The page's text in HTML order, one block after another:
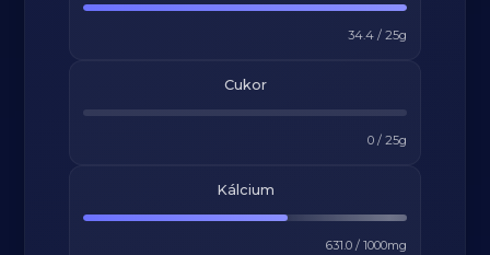
34.4/ 25g
Cukor
0/ 25g
Kálcium
631.0/ 1000mg